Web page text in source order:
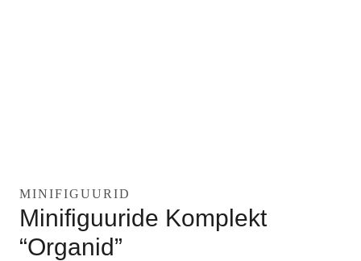
MINIFIGUURID
Minifiguuride Komplekt
“Organid”